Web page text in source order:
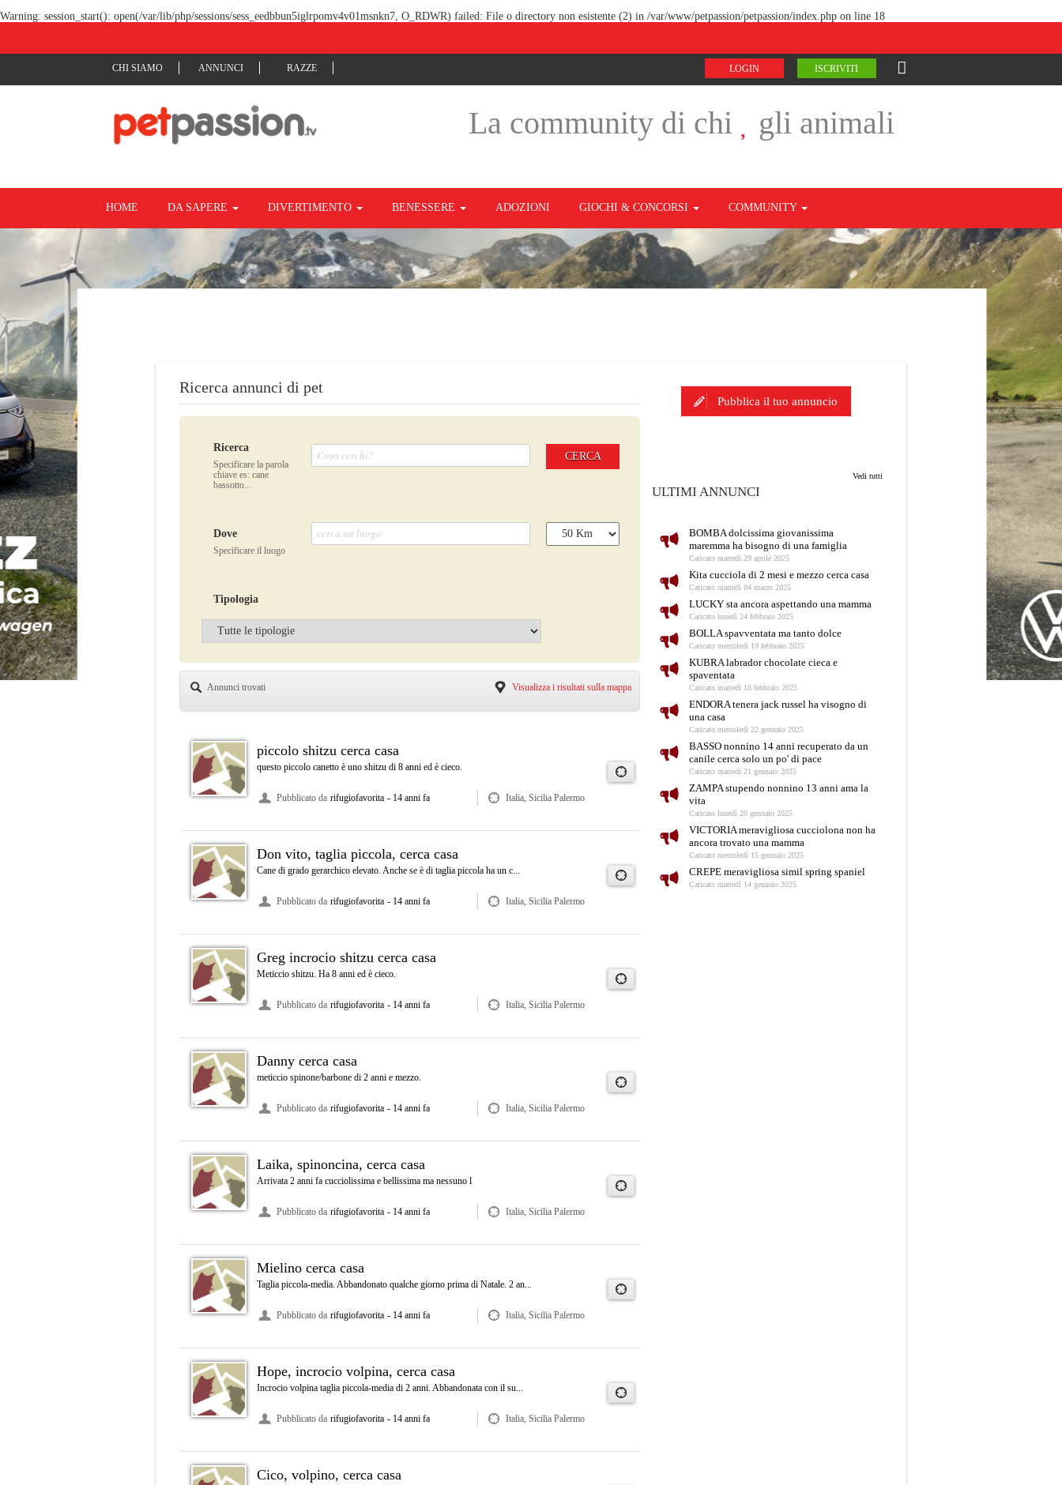
Warning: session_start(): open(/var/lib/php/sessions/sess_eedbbun5iglrpomv4v01msnkn7, O_RDWR) failed: File o directory non esistente (2) in /var/www/petpassion/petpassion/index.php on line 18
CHI SIAMO ANNUNCI RAZZE LOGIN ISCRIVITI
La community di chi gli animali
HOME DA SAPERE DIVERTIMENTO BENESSERE ADOZIONI GIOCHI & CONCORSI COMMUNITY
Ricerca annunci di pet
Ricerca
Specificare la parola
chiave es: cane
bassotto...
CERCA
Dove
Specificare il luogo
Tipologia
Annunci trovati Visualizza i risultati sulla mappa
piccolo shitzu cerca casa
questo piccolo canetto è uno shitzu di 8 anni ed è cieco.
Pubblicato da rifugiofavorita - 14 anni fa Italia, Sicilia Palermo
Don vito, taglia piccola, cerca casa
Cane di grado gerarchico elevato. Anche se è di taglia piccola ha un c...
Pubblicato da rifugiofavorita - 14 anni fa Italia, Sicilia Palermo
Greg incrocio shitzu cerca casa
Meticcio shitzu. Ha 8 anni ed è cieco.
Pubblicato da rifugiofavorita - 14 anni fa Italia, Sicilia Palermo
Danny cerca casa
meticcio spinone/barbone di 2 anni e mezzo.
Pubblicato da rifugiofavorita - 14 anni fa Italia, Sicilia Palermo
Laika, spinoncina, cerca casa
Arrivata 2 anni fa cucciolissima e bellissima ma nessuno l
Pubblicato da rifugiofavorita - 14 anni fa Italia, Sicilia Palermo
Mielino cerca casa
Taglia piccola-media. Abbandonato qualche giorno prima di Natale. 2 an...
Pubblicato da rifugiofavorita - 14 anni fa Italia, Sicilia Palermo
Hope, incrocio volpina, cerca casa
Incrocio volpina taglia piccola-media di 2 anni. Abbandonata con il su...
Pubblicato da rifugiofavorita - 14 anni fa Italia, Sicilia Palermo
Cico, volpino, cerca casa
Pubblica il tuo annuncio
ULTIMI ANNUNCI
Vedi tutti
BOMBA dolcissima giovanissima
maremma ha bisogno di una famiglia
Caricato martedì 29 aprile 2025
Kita cucciola di 2 mesi e mezzo cerca casa
Caricato martedì 04 marzo 2025
LUCKY sta ancora aspettando una mamma
Caricato lunedì 24 febbraio 2025
BOLLA spavventata ma tanto dolce
Caricato mercoledì 19 febbraio 2025
KUBRA labrador chocolate cieca e
spaventata
Caricato martedì 18 febbraio 2025
ENDORA tenera jack russel ha visogno di
una casa
Caricato mercoledì 22 gennaio 2025
BASSO nonnino 14 anni recuperato da un
canile cerca solo un po' di pace
Caricato martedì 21 gennaio 2025
ZAMPA stupendo nonnino 13 anni ama la
vita
Caricato lunedì 20 gennaio 2025
VICTORIA meravigliosa cucciolona non ha
ancora trovato una mamma
Caricato mercoledì 15 gennaio 2025
CREPE meravigliosa simil spring spaniel
Caricato martedì 14 gennaio 2025